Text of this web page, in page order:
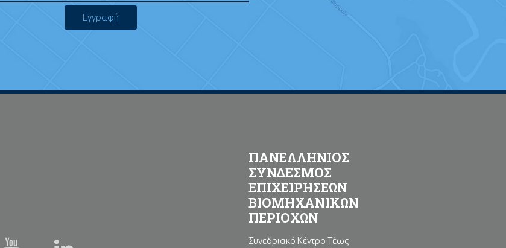
ΠΑΝΕΛΛΗΝΙΟΣ
ΣΥΝΔΕΣΜΟΣ
ΕΠΙΧΕΙΡΗΣΕΩΝ
ΒΙΟΜΗΧΑΝΙΚΩΝ
ΠΕΡΙΟΧΩΝ
Συνεδριακό Κέντρο Τέως